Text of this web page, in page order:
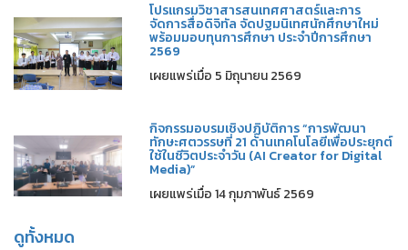
โปรแกรมวิชาสารสนเทศศาสตร์และการ
จัดการสื่อดิจิทัล จัดปฐมนิเทศนักศึกษาใหม่
พร้อมมอบทุนการศึกษา ประจำปีการศึกษา
2569
เผยแพร่เมื่อ 5 มิถุนายน 2569
กิจกรรมอบรมเชิงปฏิบัติการ “การพัฒนา
ทักษะศตวรรษที่ 21 ด้านเทคโนโลยีเพื่อประยุกต์
ใช้ในชีวิตประจำวัน (AI Creator for Digital
Media)”
เผยแพร่เมื่อ 14 กุมภาพันธ์ 2569
ดูทั้งหมด